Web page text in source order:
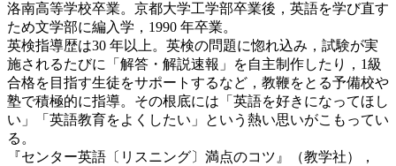
洛南高等学校卒業。京都大学工学部卒業後，英語を学び直す
ため文学部に編入学，1990 年卒業。
英検指導歴は30 年以上。英検の問題に惚れ込み，試験が実
施されるたびに「解答・解説速報」を自主制作したり，1級
合格を目指す生徒をサポートするなど，教鞭をとる予備校や
塾で積極的に指導。その根底には「英語を好きになってほし
い」「英語教育をよくしたい」という熱い思いがこもってい
る。
『センター英語〔リスニング〕満点のコツ』（教学社），